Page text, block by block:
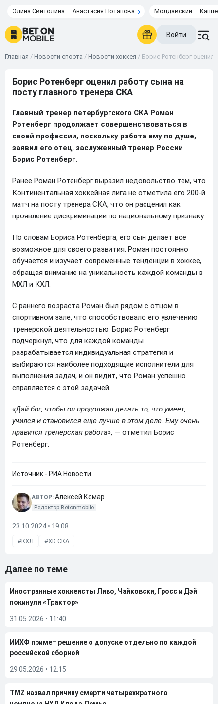
Элина Свитолина — Анастасия Потапова Молдавский —
Войти
Главная / Новости спорта / Новости хоккея / Борис Ротенберг оценил
Борис Ротенберг оценил работу сына на
посту главного тренера СКА
Главный тренер петербургского СКА Роман
Ротенберг продолжает совершенствоваться в
своей профессии, поскольку работа ему по душе,
заявил его отец, заслуженный тренер России
Борис Ротенберг.
Ранее Роман Ротенберг выразил недовольство тем, что
Континентальная хоккейная лига не отметила его 200-й
матч на посту тренера СКА, что он расценил как
проявление дискриминации по национальному признаку.
По словам Бориса Ротенберга, его сын делает все
возможное для своего развития. Роман постоянно
обучается и изучает современные тенденции в хоккее,
обращая внимание на уникальность каждой команды в
МХЛ и КХЛ.
С раннего возраста Роман был рядом с отцом в
спортивном зале, что способствовало его увлечению
тренерской деятельностью. Борис Ротенберг
подчеркнул, что для каждой команды
разрабатывается индивидуальная стратегия и
выбираются наиболее подходящие исполнители для
выполнения задач, и он видит, что Роман успешно
справляется с этой задачей.
«Дай бог, чтобы он продолжал делать то, что умеет,
учился и становился еще лучше в этом деле. Ему очень
нравится тренерская работа», — отметил Борис
Ротенберг.
Источник - РИА Новости
АВТОР: Алексей Комар
Редактор Betonmobile
23.10.2024 • 19:08
КХЛ ХК СКА
Далее по теме
Иностранные хоккеисты Ливо, Чайковски, Гросс и Дэй
покинули «Трактор»
31.05.2026 • 11:40
ИИХФ примет решение о допуске отдельно по каждой
российской сборной
29.05.2026 • 12:15
TMZ назвал причину смерти четырехкратного